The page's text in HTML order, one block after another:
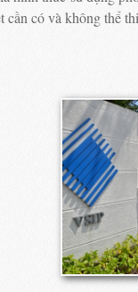
cần có và không thể